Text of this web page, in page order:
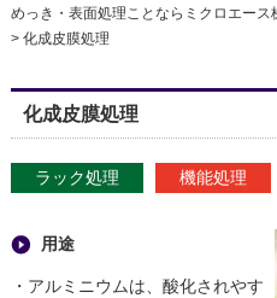
めっき・表面処理ことならミクロエース
> 化成皮膜処理
化成皮膜処理
ラック処理 機能処理
用途
・アルミニウムは、酸化されやす